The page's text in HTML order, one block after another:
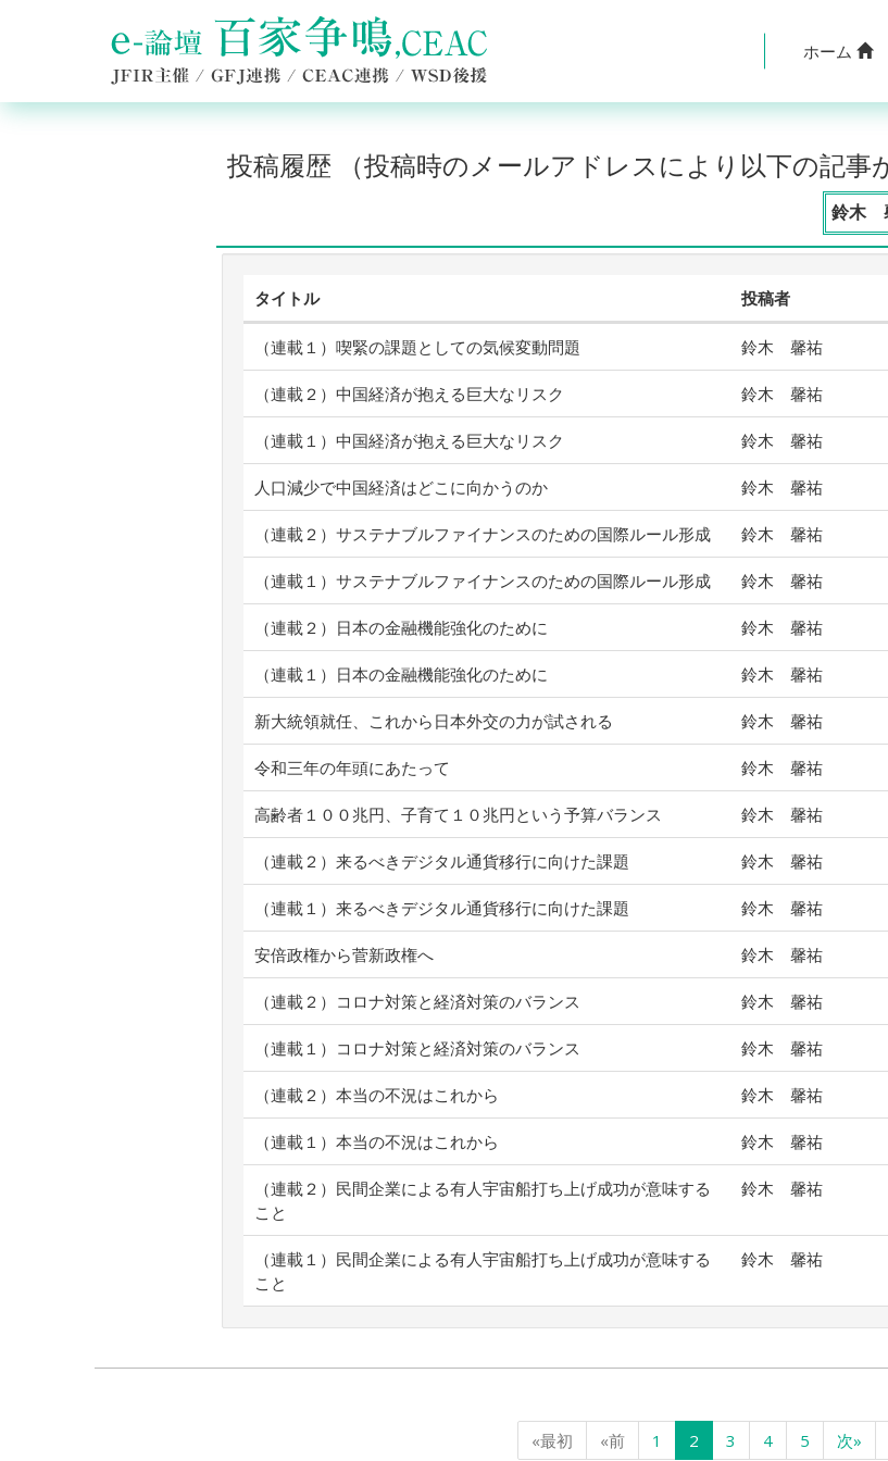
ホーム
投稿履歴 （投稿時のメールアドレスにより以下の記事
鈴木
タイトル 投稿者
（連載１）喫緊の課題としての気候変動問題 鈴木 馨祐
（連載２）中国経済が抱える巨大なリスク 鈴木 馨祐
（連載１）中国経済が抱える巨大なリスク 鈴木 馨祐
人口減少で中国経済はどこに向かうのか 鈴木 馨祐
（連載２）サステナブルファイナンスのための国際ルール形成 鈴木 馨祐
（連載１）サステナブルファイナンスのための国際ルール形成 鈴木 馨祐
（連載２）日本の金融機能強化のために 鈴木 馨祐
（連載１）日本の金融機能強化のために 鈴木 馨祐
新大統領就任、これから日本外交の力が試される 鈴木 馨祐
令和三年の年頭にあたって 鈴木 馨祐
高齢者１００兆円、子育て１０兆円という予算バランス 鈴木 馨祐
（連載２）来るべきデジタル通貨移行に向けた課題 鈴木 馨祐
（連載１）来るべきデジタル通貨移行に向けた課題 鈴木 馨祐
安倍政権から菅新政権へ 鈴木 馨祐
（連載２）コロナ対策と経済対策のバランス 鈴木 馨祐
（連載１）コロナ対策と経済対策のバランス 鈴木 馨祐
（連載２）本当の不況はこれから 鈴木 馨祐
（連載１）本当の不況はこれから 鈴木 馨祐
（連載２）民間企業による有人宇宙船打ち上げ成功が意味する
こと
鈴木 馨祐
（連載１）民間企業による有人宇宙船打ち上げ成功が意味する
こと
鈴木 馨祐
«最初 «前 1 2 3 4 5 次»